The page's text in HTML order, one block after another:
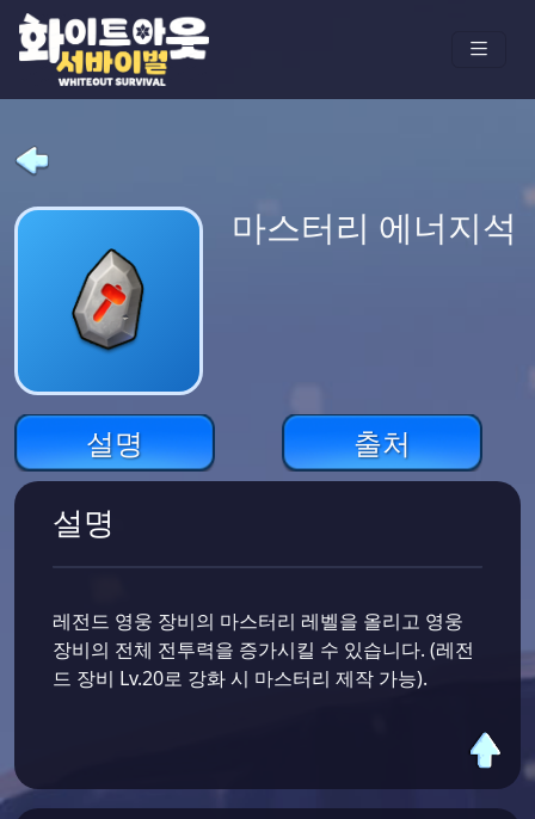
마스터리 에너지석
설명 출처
설명
레전드 영웅 장비의 마스터리 레벨을 올리고 영웅
장비의 전체 전투력을 증가시킬 수 있습니다. (레전
드 장비 Lv.20로 강화 시 마스터리 제작 가능).